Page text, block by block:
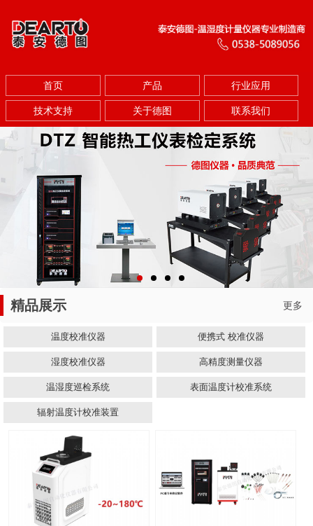
首页 产品 行业应用
技术支持 关于德图 联系我们
精品展示 更多
温度校准仪器 便携式 校准仪器
湿度校准仪器 高精度测量仪器
温湿度巡检系统 表面温度计校准系统
辐射温度计校准装置